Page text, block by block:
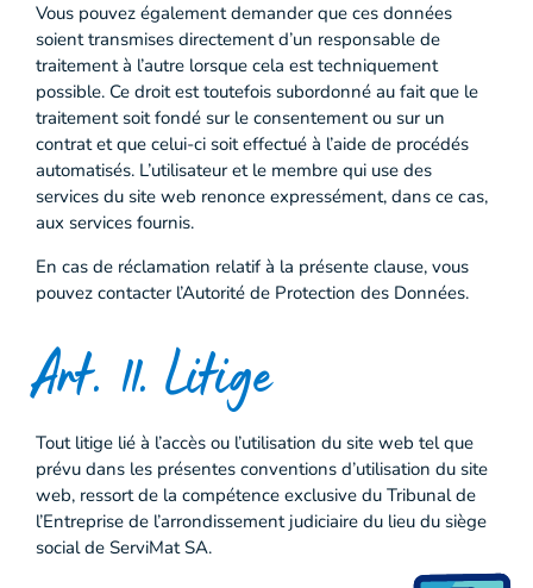
Vous pouvez également demander que ces données
soient transmises directement d’un responsable de
traitement à l’autre lorsque cela est techniquement
possible. Ce droit est toutefois subordonné au fait que le
traitement soit fondé sur le consentement ou sur un
contrat et que celui-ci soit effectué à l’aide de procédés
automatisés. L’utilisateur et le membre qui use des
services du site web renonce expressément, dans ce cas,
aux services fournis.
En cas de réclamation relatif à la présente clause, vous
pouvez contacter l’Autorité de Protection des Données.
Art. 11. Litige
Tout litige lié à l’accès ou l’utilisation du site web tel que
prévu dans les présentes conventions d’utilisation du site
web, ressort de la compétence exclusive du Tribunal de
l’Entreprise de l’arrondissement judiciaire du lieu du siège
social de ServiMat SA.